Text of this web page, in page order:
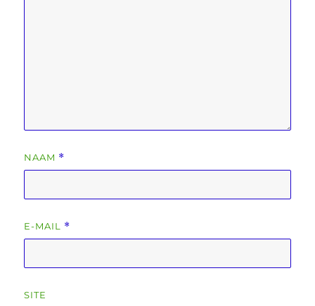
NAAM *
E-MAIL *
SITE